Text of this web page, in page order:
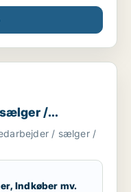
/ sælger /
/
/ sælger /
Indkøber mv.